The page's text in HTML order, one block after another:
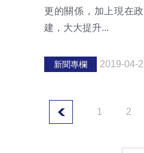
更的關係，加上現在
建，大大提升...
新聞專欄 2019-04-
1 2